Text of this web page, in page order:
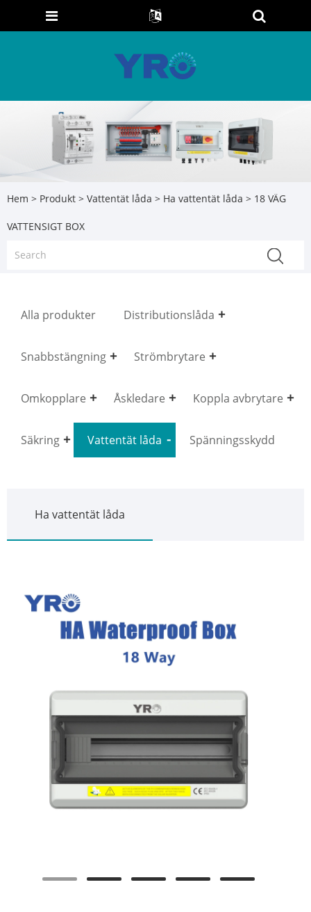
Hem > Produkt > Vattentät låda > Ha vattentät låda > 18 VÄG
VATTENSIGT BOX
Alla produkter Distributionslåda
Snabbstängning Strömbrytare
Omkopplare Åskledare Koppla avbrytare
Säkring Vattentät låda Spänningsskydd
Ha vattentät låda